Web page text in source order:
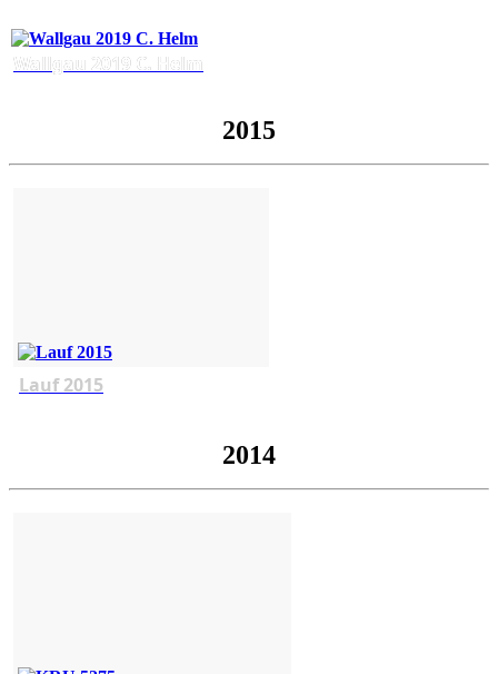
Wallgau 2019 C. Helm
2015
Lauf 2015
2014